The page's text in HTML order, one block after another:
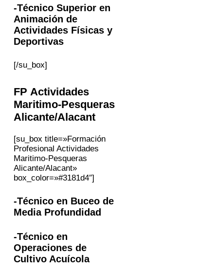
-Técnico Superior en
Animación de
Actividades Físicas y
Deportivas
[/su_box]
FP Actividades
Maritimo-Pesqueras
Alicante/Alacant
[su_box title=»Formación
Profesional Actividades
Maritimo-Pesqueras
Alicante/Alacant»
box_color=»#3181d4″]
-Técnico en Buceo de
Media Profundidad
-Técnico en
Operaciones de
Cultivo Acuícola